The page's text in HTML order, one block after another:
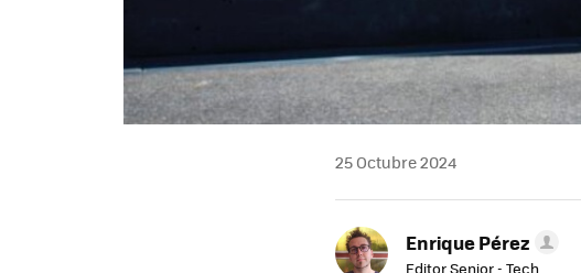
25 Octubre 2024
Enrique Pérez
Editor Senior - Tech